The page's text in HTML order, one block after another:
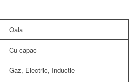
Oala
Cu capac
Gaz, Electric, Inductie